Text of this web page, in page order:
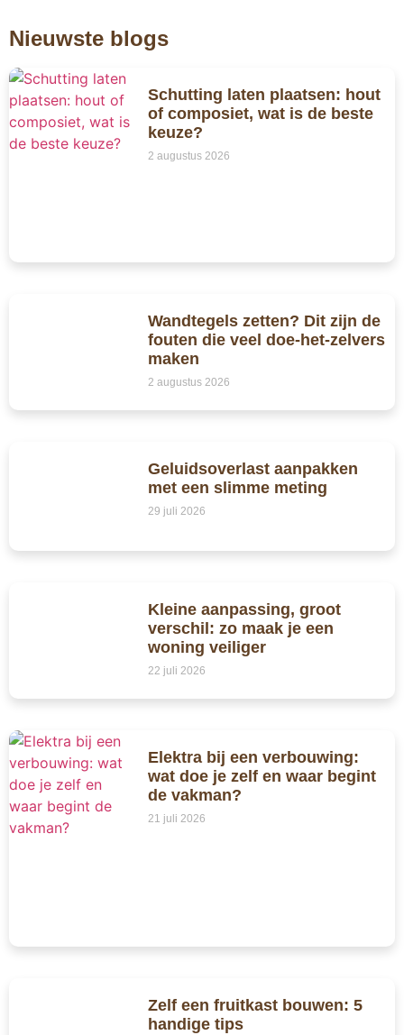
Nieuwste blogs
Schutting laten plaatsen: hout
of composiet, wat is de beste
keuze?
2 augustus 2026
Wandtegels zetten? Dit zijn de
fouten die veel doe-het-zelvers
maken
2 augustus 2026
Geluidsoverlast aanpakken
met een slimme meting
29 juli 2026
Kleine aanpassing, groot
verschil: zo maak je een
woning veiliger
22 juli 2026
Elektra bij een verbouwing:
wat doe je zelf en waar begint
de vakman?
21 juli 2026
Zelf een fruitkast bouwen: 5
handige tips